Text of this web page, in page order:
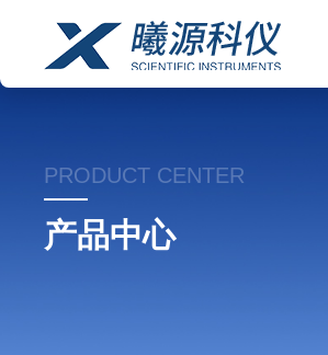
PRODUCT CENTER
产品中心